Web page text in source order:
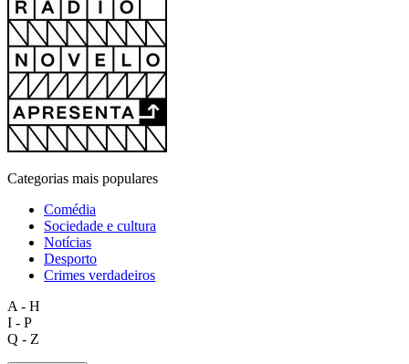
Categorias mais populares
Comédia
Sociedade e cultura
Notícias
Desporto
Crimes verdadeiros
A - H
I - P
Q - Z